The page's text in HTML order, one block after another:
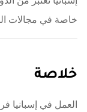
خاصة في مجالات
خلاصة
العمل في إسبانيا